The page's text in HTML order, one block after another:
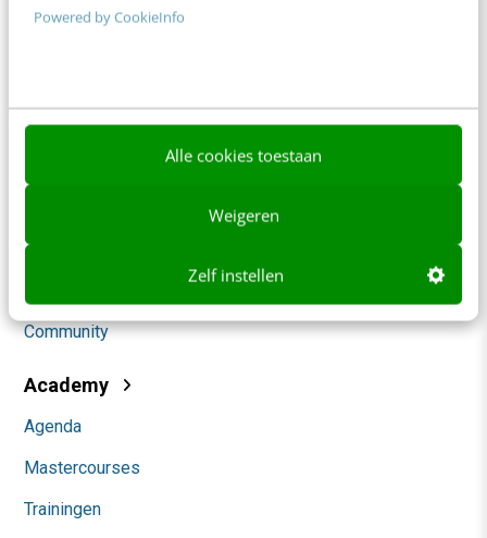
Powered by CookieInfo
Alle cookies toestaan
Weigeren
Zelf instellen
Content & Communicatie
Social
Community
Academy
Agenda
Mastercourses
Trainingen